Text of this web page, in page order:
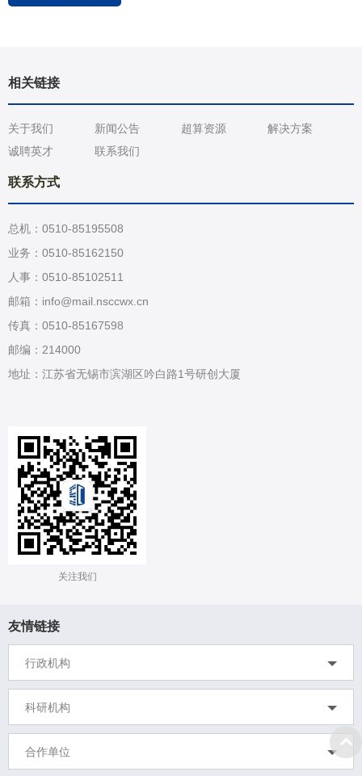
相关链接
关于我们 新闻公告 超算资源
解决方案
诚聘英才
联系我们
联系方式
总机：0510-85195508
业务：0510-85162150
人事：0510-85102511
邮箱：info@mail.nsccwx.cn
传真：0510-85167598
邮编：214000
地址：江苏省无锡市滨湖区吟白路1号研创大厦
关注我们
友情链接
行政机构
中华人民共和国科学技术部
无锡市科学技术局
科研机构
中国计算机学会
合作单位